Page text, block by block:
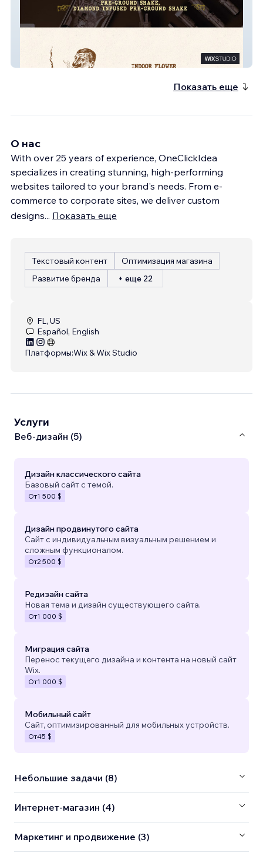
Rollers Delight
Показать еще
О нас
With over 25 years of experience, OneClickIdea
specializes in creating stunning, high-performing
websites tailored to your brand's needs. From e-
commerce to corporate sites, we deliver custom
designs... Показать еще
Текстовый контент
Оптимизация магазина
Развитие бренда
+ еще 22
FL, US
Español, English
Платформы:Wix & Wix Studio
Услуги
Веб-дизайн (5)
Дизайн классического сайта
Базовый сайт с темой.
От1 500 $
Дизайн продвинутого сайта
Сайт с индивидуальным визуальным решением и
сложным функционалом.
От2 500 $
Редизайн сайта
Новая тема и дизайн существующего сайта.
От1 000 $
Миграция сайта
Перенос текущего дизайна и контента на новый сайт
Wix.
От1 000 $
Мобильный сайт
Сайт, оптимизированный для мобильных устройств.
От45 $
Небольшие задачи (8)
Интернет-магазин (4)
Маркетинг и продвижение (3)